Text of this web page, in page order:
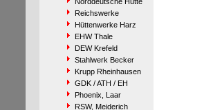
Reichswerke
Hüttenwerke Harz
EHW Thale
DEW Krefeld
Stahlwerk Becker
Krupp Rheinhausen
GDK / ATH / EH
Phoenix, Laar
RSW, Meiderich